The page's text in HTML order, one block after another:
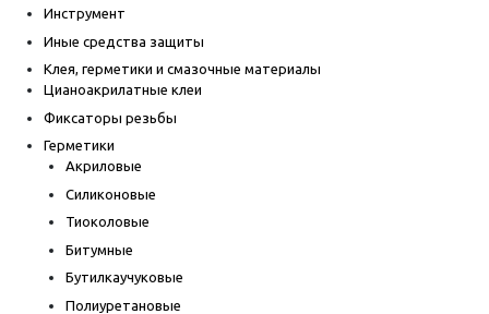
Инструмент
Иные средства защиты
Клея, герметики и смазочные материалы
Цианоакрилатные клеи
Фиксаторы резьбы
Герметики
Акриловые
Силиконовые
Тиоколовые
Битумные
Бутилкаучуковые
Полиуретановые